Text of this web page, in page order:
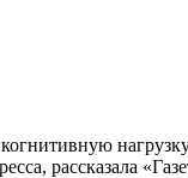
рассказала